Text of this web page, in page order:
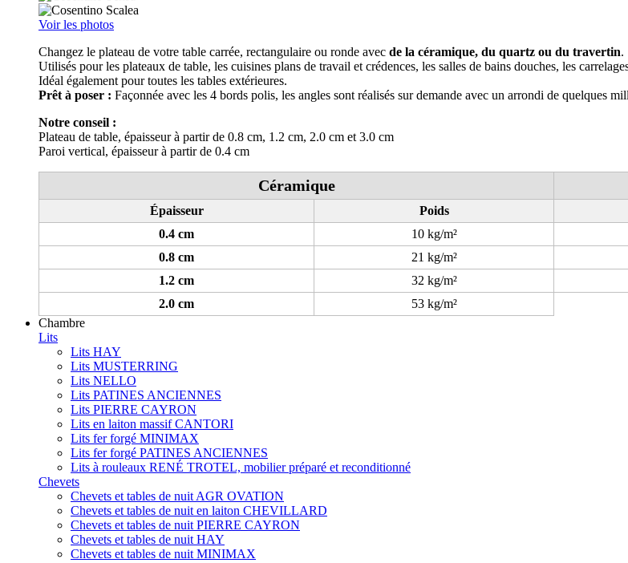
Voir les photos
Changez le plateau de votre table carrée, rectangulaire ou ronde avec de la céramique, du quartz ou du travertin.
Utilisés pour les plateaux de table, les cuisines plans de travail et crédences, les salles de bains douches, les
Idéal également pour toutes les tables extérieures.
Prêt à poser : Façonnée avec les 4 bords polis, les angles sont réalisés sur demande avec un arrondi de quelques
Notre conseil :
Plateau de table, épaisseur à partir de 0.8 cm, 1.2 cm, 2.0 cm et 3.0 cm
Paroi vertical, épaisseur à partir de 0.4 cm
Céramique
Épaisseur Poids
0.4 cm
10 kg/m²
0.8 cm
21 kg/m²
1.2 cm
32 kg/m²
2.0 cm
53 kg/m²
Chambre
Lits
Lits HAY
Lits MUSTERRING
Lits NELLO
Lits PATINES ANCIENNES
Lits PIERRE CAYRON
Lits en laiton massif CANTORI
Lits fer forgé MINIMAX
Lits fer forgé PATINES ANCIENNES
Lits à rouleaux RENÉ TROTEL, mobilier préparé et reconditionné
Chevets
Chevets et tables de nuit AGR OVATION
Chevets et tables de nuit en laiton CHEVILLARD
Chevets et tables de nuit PIERRE CAYRON
Chevets et tables de nuit HAY
Chevets et tables de nuit MINIMAX